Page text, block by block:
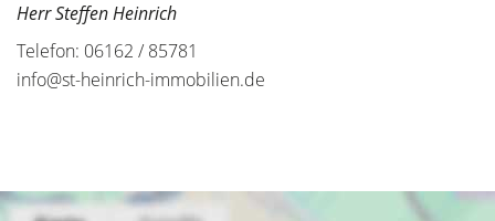
Herr Steffen Heinrich
Telefon: 06162 / 85781
info@st-heinrich-immobilien.de